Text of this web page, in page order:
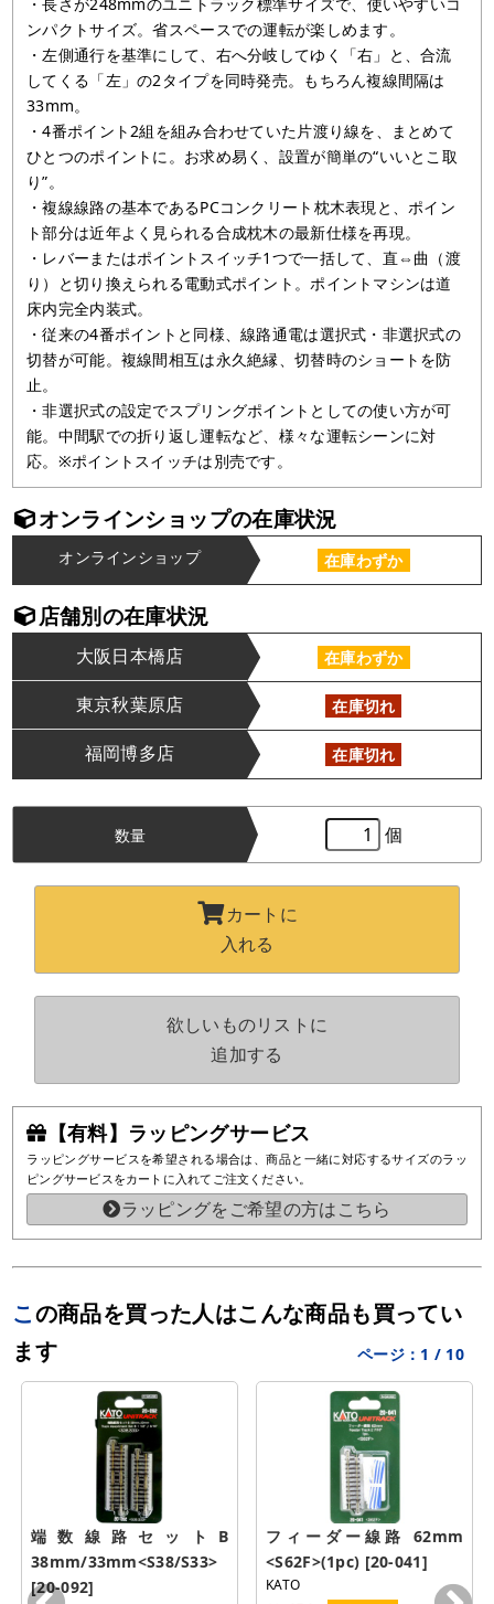
ンパクトサイズ。省スペースでの運転が楽しめます。
・左側通行を基準にして、右へ分岐してゆく「右」と、合流
してくる「左」の2タイプを同時発売。もちろん複線間隔は
33mm。
・4番ポイント2組を組み合わせていた片渡り線を、まとめて
ひとつのポイントに。お求め易く、設置が簡単の“いいとこ取
り”。
・複線線路の基本であるPCコンクリート枕木表現と、ポイン
ト部分は近年よく見られる合成枕木の最新仕様を再現。
・レバーまたはポイントスイッチ1つで一括して、直⇔曲（渡
り）と切り換えられる電動式ポイント。ポイントマシンは道
床内完全内装式。
・従来の4番ポイントと同様、線路通電は選択式・非選択式の
切替が可能。複線間相互は永久絶縁、切替時のショートを防
止。
・非選択式の設定でスプリングポイントとしての使い方が可
能。中間駅での折り返し運転など、様々な運転シーンに対
応。※ポイントスイッチは別売です。
オンラインショップの在庫状況
オンラインショップ 在庫わずか
店舗別の在庫状況
大阪日本橋店 在庫わずか
東京秋葉原店 在庫切れ
福岡博多店 在庫切れ
【有料】ラッピングサービス
ラッピングサービスを希望される場合は、商品と一緒に対応するサイズのラッ
ピングサービスをカートに入れてご注文ください。
ラッピングをご希望の方はこちら
数量 個
カートに
入れる
欲しいものリストに
追加する
この商品を買った人はこんな商品も買ってい
ます
ページ： 1 / 10
端数線路セットB
38mm/33mm<S38/S33>
[20-092]
フィーダー線路 62mm
<S62F>(1pc) [20-041]
KATO